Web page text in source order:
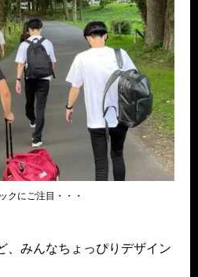
クにご注目・・・
、みんなちょっぴりデザイン